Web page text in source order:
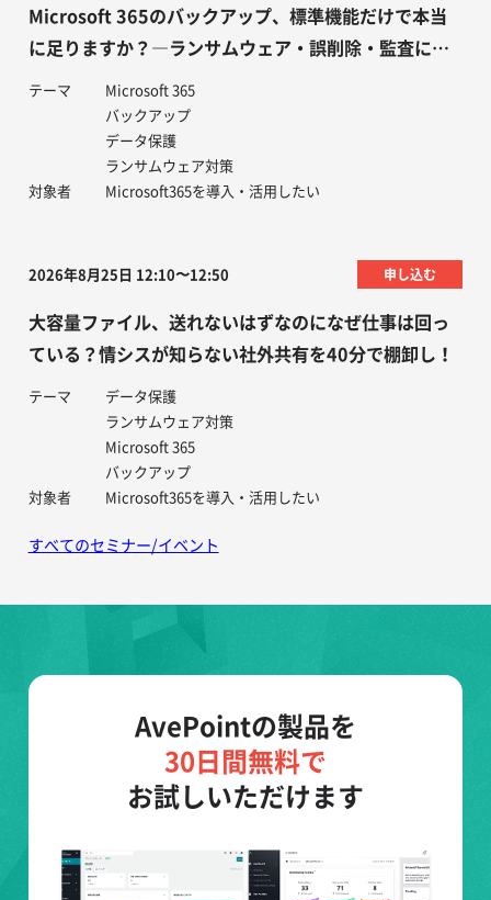
Microsoft 365のバックアップ、標準機能だけで本当
に足りますか？―ランサムウェア・誤削除・監査に備
えるデータ保護の考え方
テーマ
Microsoft 365
バックアップ
データ保護
ランサムウェア対策
対象者
Microsoft365を導入・活用したい
2026年8月25日 12:10〜12:50 申し込む
大容量ファイル、送れないはずなのになぜ仕事は回っ
ている？情シスが知らない社外共有を40分で棚卸し！
テーマ
データ保護
ランサムウェア対策
Microsoft 365
バックアップ
対象者
Microsoft365を導入・活用したい
すべてのセミナー/イベント
AvePointの製品を
30日間無料で
お試しいただけます